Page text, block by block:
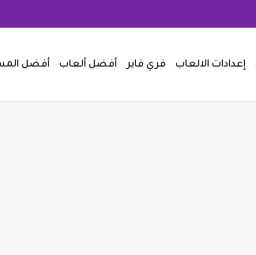
إعدادات الالعاب فري فاير أفضل ألعاب أفضل